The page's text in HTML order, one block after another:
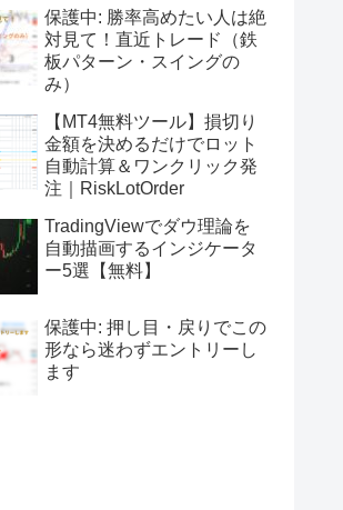
保護中: 勝率高めたい人は絶
対見て！直近トレード（鉄
板パターン・スイングの
み）
【MT4無料ツール】損切り
金額を決めるだけでロット
自動計算＆ワンクリック発
注｜RiskLotOrder
TradingViewでダウ理論を
自動描画するインジケータ
ー5選【無料】
保護中: 押し目・戻りでこの
形なら迷わずエントリーし
ます